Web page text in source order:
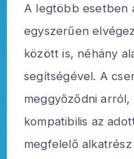
A legtöbb esetben
egyszerűen
között is, néhány
segítségével. A
meggyőződni
kompatibilis az
megfelelő